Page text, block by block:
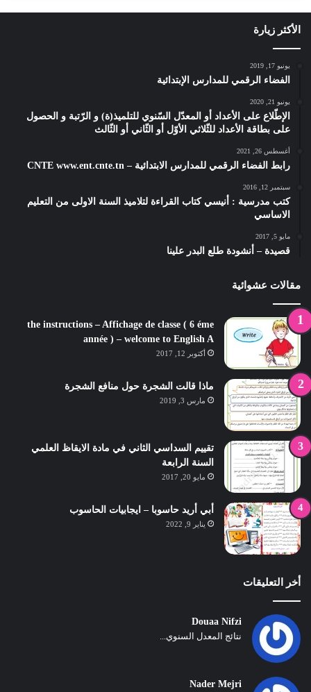
الأكثر زيارة
يونيو 17, 2019
الفضاء الرقمي للمدارس الإبتدائية
يونيو 21, 2020
الإطّلاع على الأعداد أو المعدّل السّنوي للتلميذ(ة) و الرّتبة و الحصول
على بطاقة الأعداد للثّلاثي الأوّل أو الثّاني أو الثّالث
أغسطس 26, 2021
رابط الفضاء الرقمي للمدارس الابتدائية – CNTE www.ent.cnte.tn
سبتمبر 12, 2016
كتب مدرسية : أنيسي كتاب القراءة لتلاميذ السنة الاولى من التعليم
الاساسي
مايو 5, 2017
قصيدة – أنشودة طلع البدر علينا
مقالات عشوائية
the instructions – Affichage de classe ( 6 éme
année ) – welcome to English A
أكتوبر 12, 2017
ماذا قالت الشجرة حول منافع الشجرة
مارس 3, 2019
تقييم السداسي الثاني في مادة الايقاظ العلمي
السنة الرابعة
مايو 20, 2017
أبي أريد حاسوبا – ايجابيات الحاسوب
يناير 9, 2022
أخر التعليقات
Douaa Nifzi
نتائج المعدل السنوي...
Nader Mejri